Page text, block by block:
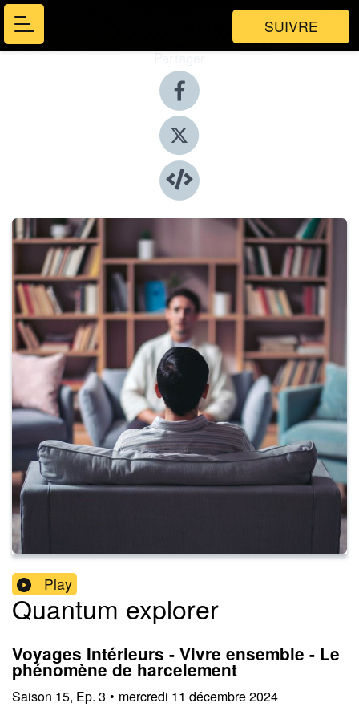
SUIVRE
Partager
Play
Quantum explorer
Voyages Intérieurs - Vivre ensemble - Le
phénomène de harcelement
Saison 15, Ep. 3 • mercredi 11 décembre 2024